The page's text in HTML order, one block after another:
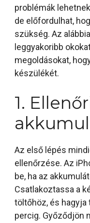
problémák
de előfordulhat,
szükség. Az
leggyakoribb
megoldásokat,
készülékét.
1.
Az első lépés
ellenőrzése. Az
be, ha az
Csatlakoztassa a
töltőhöz, és hagyja
percig. Győződjön